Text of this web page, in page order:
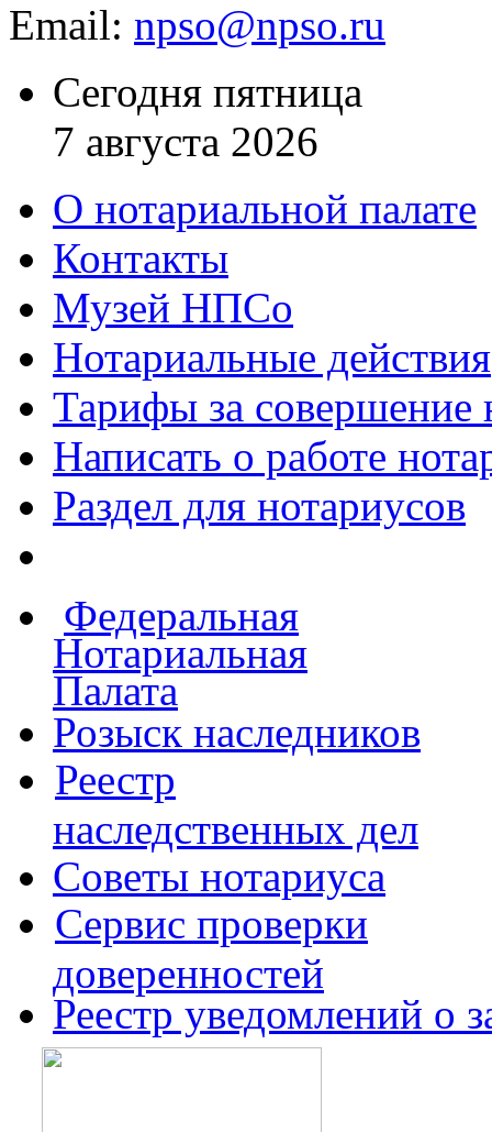
Email: npso@npso.ru
Сегодня пятница
7 августа 2026
О нотариальной палате
Контакты
Музей НПСо
Нотариальные действия
Тарифы за совершение
Написать о работе
Раздел для нотариусов
Федеральная
Нотариальная
Палата
Розыск наследников
Реестр
наследственных дел
Советы нотариуса
Сервис проверки
доверенностей
Реестр уведомлений о